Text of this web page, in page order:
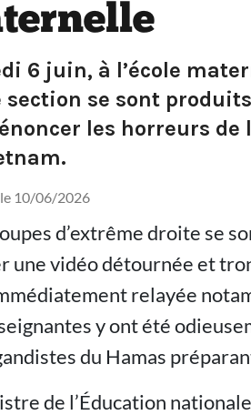
6 juin, à l’école
section se sont
les horreurs
10/06/2026
d’extrême droite se
une vidéo détournée et
relayée
y ont été
du Hamas
de l’Éducation